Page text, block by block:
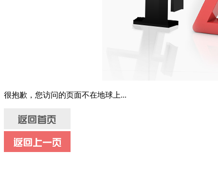
很抱歉，您访问的页面不在地球上...